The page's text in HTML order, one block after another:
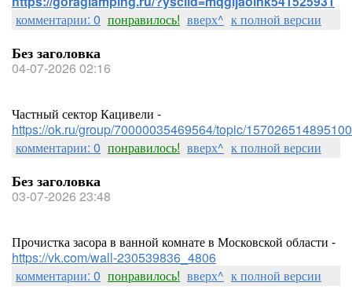
комментарии: 0 понравилось! вверх^ к полной версии
Без заголовка
04-07-2026 02:16
Частный сектор Кацивели -
https://ok.ru/group/70000035469564/topic/157026514895100
комментарии: 0 понравилось! вверх^ к полной версии
Без заголовка
03-07-2026 23:48
Прочистка засора в ванной комнате в Московской области -
https://vk.com/wall-230539836_4806
комментарии: 0 понравилось! вверх^ к полной версии